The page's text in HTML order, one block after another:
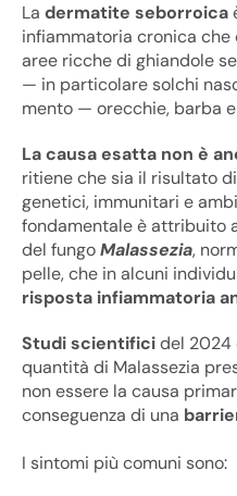
La dermatite seborroica
infiammatoria cronica
aree ricche di ghiandole
— in particolare solchi
mento — orecchie, barba
La causa esatta non è
ritiene che sia il risultato
genetici, immunitari e
fondamentale è attribuito
del fungoMalassezia,
pelle, che in alcuni
risposta infiammatoria
Studi scientificidel 2024
quantità di Malassezia
non essere la causa
conseguenza di una
I sintomi più comuni sono: